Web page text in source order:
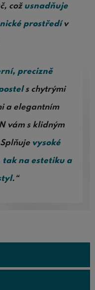
což usnadňuje
prostředív
precizně
s chytrými
a elegantním
vám s klidným
vysoké
tak na estetiku a
.“